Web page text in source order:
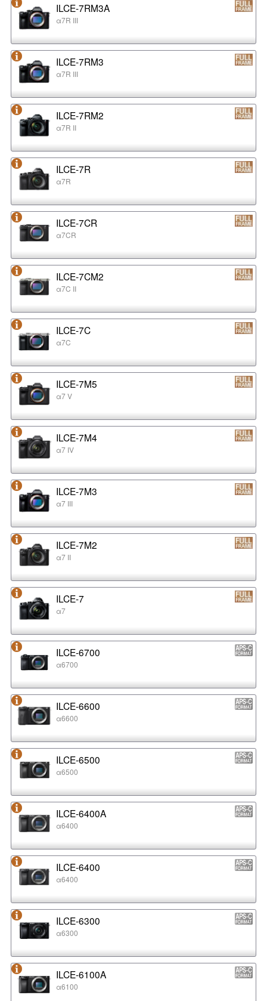
ILCE-7RM3A
α7R III
ILCE-7RM3
α7R III
ILCE-7RM2
α7R II
ILCE-7R
α7R
ILCE-7CR
α7CR
ILCE-7CM2
α7C II
ILCE-7C
α7C
ILCE-7M5
α7 V
ILCE-7M4
α7 IV
ILCE-7M3
α7 III
ILCE-7M2
α7 II
ILCE-7
α7
ILCE-6700
α6700
ILCE-6600
α6600
ILCE-6500
α6500
ILCE-6400A
α6400
ILCE-6400
α6400
ILCE-6300
α6300
ILCE-6100A
α6100